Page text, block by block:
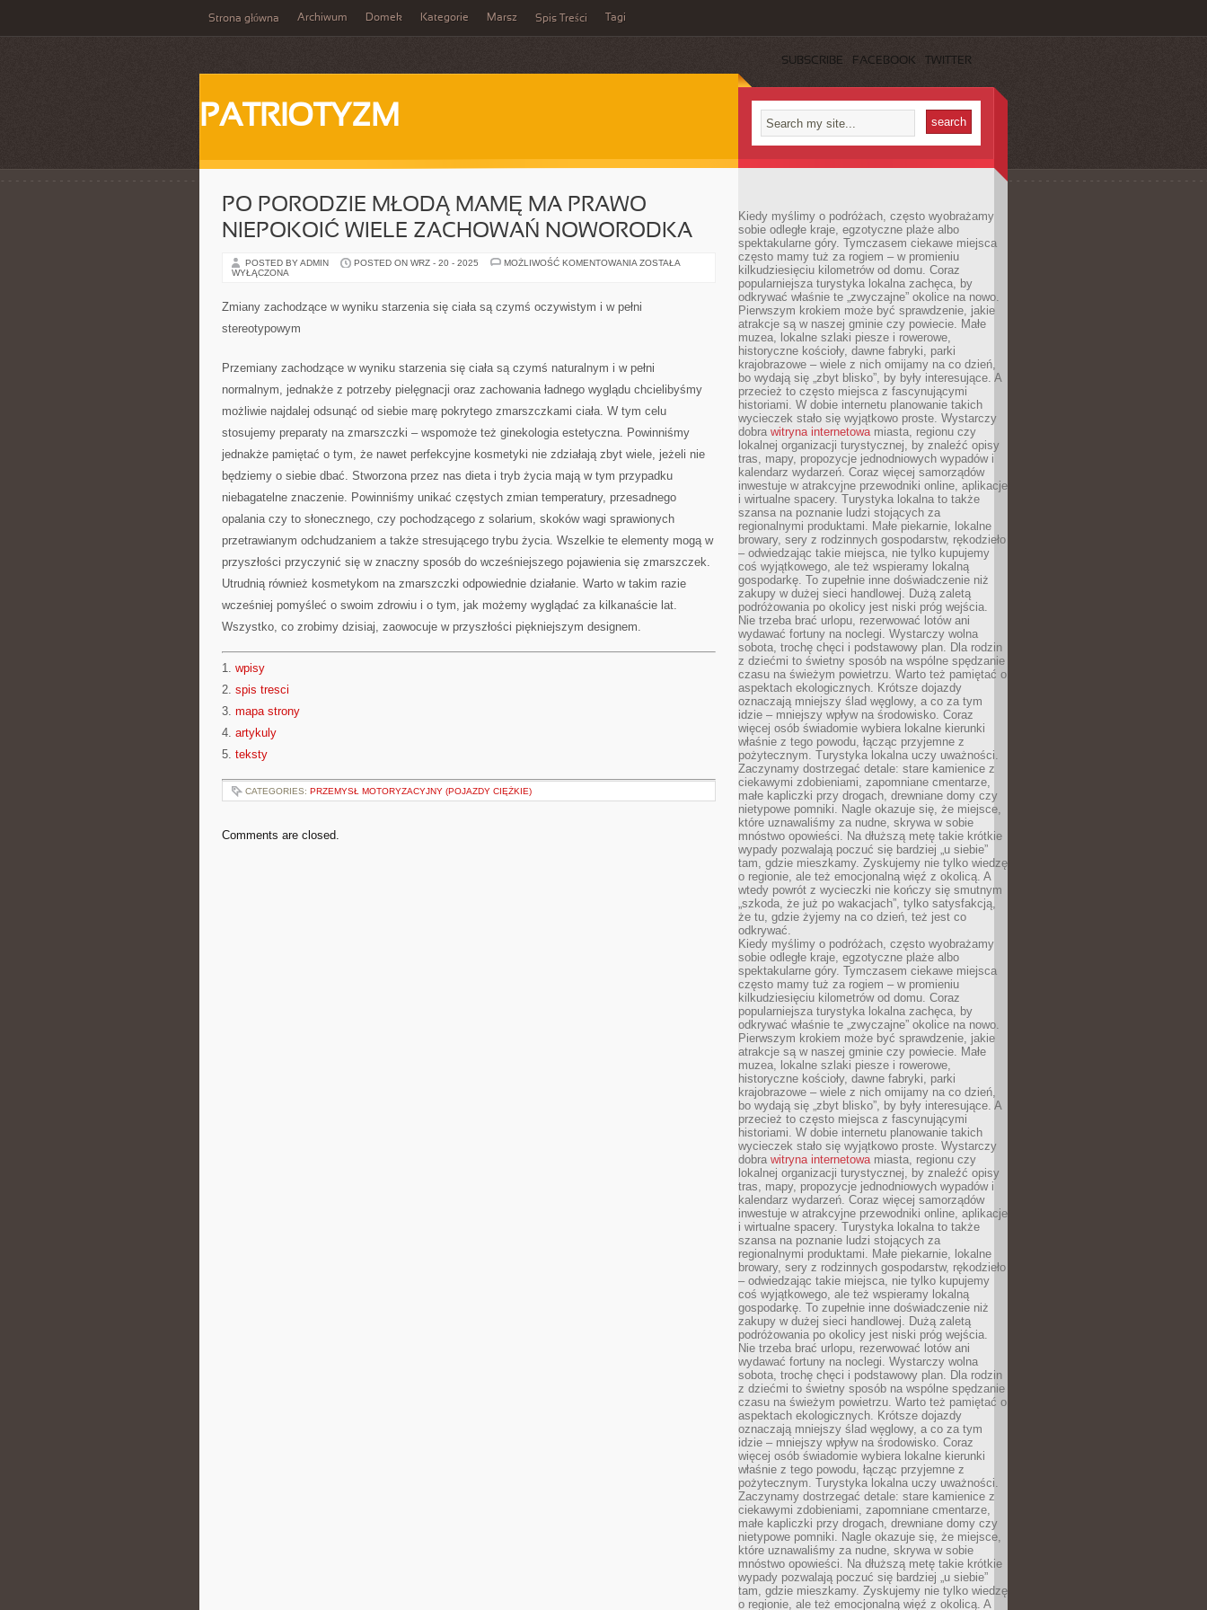
Strona główna Archiwum Domek Kategorie Marsz Spis Treści Tagi
SUBSCRIBE FACEBOOK TWITTER
PATRIOTYZM
PO PORODZIE MŁODĄ MAMĘ MA PRAWO
NIEPOKOIĆ WIELE ZACHOWAŃ NOWORODKA
POSTED BY ADMIN POSTED ON WRZ - 20 - 2025 MOŻLIWOŚĆ KOMENTOWANIA PO
MA
PRAWO
ZOSTAŁA
WYŁĄCZONA
Zmiany zachodzące w wyniku starzenia się ciała są czymś oczywistym i w pełni
stereotypowym
Przemiany zachodzące w wyniku starzenia się ciała są czymś naturalnym i w pełni
normalnym, jednakże z potrzeby pielęgnacji oraz zachowania ładnego wyglądu chcielibyśmy
możliwie najdalej odsunąć od siebie marę pokrytego zmarszczkami ciała. W tym celu
stosujemy preparaty na zmarszczki – wspomoże też ginekologia estetyczna. Powinniśmy
jednakże pamiętać o tym, że nawet perfekcyjne kosmetyki nie zdziałają zbyt wiele, jeżeli nie
będziemy o siebie dbać. Stworzona przez nas dieta i tryb życia mają w tym przypadku
niebagatelne znaczenie. Powinniśmy unikać częstych zmian temperatury, przesadnego
opalania czy to słonecznego, czy pochodzącego z solarium, skoków wagi sprawionych
przetrawianym odchudzaniem a także stresującego trybu życia. Wszelkie te elementy mogą w
przyszłości przyczynić się w znaczny sposób do wcześniejszego pojawienia się zmarszczek.
Utrudnią również kosmetykom na zmarszczki odpowiednie działanie. Warto w takim razie
wcześniej pomyśleć o swoim zdrowiu i o tym, jak możemy wyglądać za kilkanaście lat.
Wszystko, co zrobimy dzisiaj, zaowocuje w przyszłości piękniejszym designem.
1. wpisy
2. spis tresci
3. mapa strony
4. artykuly
5. teksty
CATEGORIES: PRZEMYSŁ MOTORYZACYJNY (POJAZDY CIĘŻKIE)
Comments are closed.
Kiedy myślimy o podróżach, często wyobrażamy
sobie odległe kraje, egzotyczne plaże albo
spektakularne góry. Tymczasem ciekawe miejsca
często mamy tuż za rogiem – w promieniu
kilkudziesięciu kilometrów od domu. Coraz
popularniejsza turystyka lokalna zachęca, by
odkrywać właśnie te „zwyczajne” okolice na nowo.
Pierwszym krokiem może być sprawdzenie, jakie
atrakcje są w naszej gminie czy powiecie. Małe
muzea, lokalne szlaki piesze i rowerowe,
historyczne kościoły, dawne fabryki, parki
krajobrazowe – wiele z nich omijamy na co dzień,
bo wydają się „zbyt blisko”, by były interesujące. A
przecież to często miejsca z fascynującymi
historiami. W dobie internetu planowanie takich
wycieczek stało się wyjątkowo proste. Wystarczy
dobra witryna internetowamiasta, regionu czy
lokalnej organizacji turystycznej, by znaleźć opisy
tras, mapy, propozycje jednodniowych wypadów i
kalendarz wydarzeń. Coraz więcej samorządów
inwestuje w atrakcyjne przewodniki online, aplikacje
i wirtualne spacery. Turystyka lokalna to także
szansa na poznanie ludzi stojących za
regionalnymi produktami. Małe piekarnie, lokalne
browary, sery z rodzinnych gospodarstw, rękodzieło
– odwiedzając takie miejsca, nie tylko kupujemy
coś wyjątkowego, ale też wspieramy lokalną
gospodarkę. To zupełnie inne doświadczenie niż
zakupy w dużej sieci handlowej. Dużą zaletą
podróżowania po okolicy jest niski próg wejścia.
Nie trzeba brać urlopu, rezerwować lotów ani
wydawać fortuny na noclegi. Wystarczy wolna
sobota, trochę chęci i podstawowy plan. Dla rodzin
z dziećmi to świetny sposób na wspólne spędzanie
czasu na świeżym powietrzu. Warto też pamiętać o
aspektach ekologicznych. Krótsze dojazdy
oznaczają mniejszy ślad węglowy, a co za tym
idzie – mniejszy wpływ na środowisko. Coraz
więcej osób świadomie wybiera lokalne kierunki
właśnie z tego powodu, łącząc przyjemne z
pożytecznym. Turystyka lokalna uczy uważności.
Zaczynamy dostrzegać detale: stare kamienice z
ciekawymi zdobieniami, zapomniane cmentarze,
małe kapliczki przy drogach, drewniane domy czy
nietypowe pomniki. Nagle okazuje się, że miejsce,
które uznawaliśmy za nudne, skrywa w sobie
mnóstwo opowieści. Na dłuższą metę takie krótkie
wypady pozwalają poczuć się bardziej „u siebie”
tam, gdzie mieszkamy. Zyskujemy nie tylko wiedzę
o regionie, ale też emocjonalną więź z okolicą. A
wtedy powrót z wycieczki nie kończy się smutnym
„szkoda, że już po wakacjach”, tylko satysfakcją,
że tu, gdzie żyjemy na co dzień, też jest co
odkrywać.
Kiedy myślimy o podróżach, często wyobrażamy
sobie odległe kraje, egzotyczne plaże albo
spektakularne góry. Tymczasem ciekawe miejsca
często mamy tuż za rogiem – w promieniu
kilkudziesięciu kilometrów od domu. Coraz
popularniejsza turystyka lokalna zachęca, by
odkrywać właśnie te „zwyczajne” okolice na nowo.
Pierwszym krokiem może być sprawdzenie, jakie
atrakcje są w naszej gminie czy powiecie. Małe
muzea, lokalne szlaki piesze i rowerowe,
historyczne kościoły, dawne fabryki, parki
krajobrazowe – wiele z nich omijamy na co dzień,
bo wydają się „zbyt blisko”, by były interesujące. A
przecież to często miejsca z fascynującymi
historiami. W dobie internetu planowanie takich
wycieczek stało się wyjątkowo proste. Wystarczy
dobra witryna internetowamiasta, regionu czy
lokalnej organizacji turystycznej, by znaleźć opisy
tras, mapy, propozycje jednodniowych wypadów i
kalendarz wydarzeń. Coraz więcej samorządów
inwestuje w atrakcyjne przewodniki online, aplikacje
i wirtualne spacery. Turystyka lokalna to także
szansa na poznanie ludzi stojących za
regionalnymi produktami. Małe piekarnie, lokalne
browary, sery z rodzinnych gospodarstw, rękodzieło
– odwiedzając takie miejsca, nie tylko kupujemy
coś wyjątkowego, ale też wspieramy lokalną
gospodarkę. To zupełnie inne doświadczenie niż
zakupy w dużej sieci handlowej. Dużą zaletą
podróżowania po okolicy jest niski próg wejścia.
Nie trzeba brać urlopu, rezerwować lotów ani
wydawać fortuny na noclegi. Wystarczy wolna
sobota, trochę chęci i podstawowy plan. Dla rodzin
z dziećmi to świetny sposób na wspólne spędzanie
czasu na świeżym powietrzu. Warto też pamiętać o
aspektach ekologicznych. Krótsze dojazdy
oznaczają mniejszy ślad węglowy, a co za tym
idzie – mniejszy wpływ na środowisko. Coraz
więcej osób świadomie wybiera lokalne kierunki
właśnie z tego powodu, łącząc przyjemne z
pożytecznym. Turystyka lokalna uczy uważności.
Zaczynamy dostrzegać detale: stare kamienice z
ciekawymi zdobieniami, zapomniane cmentarze,
małe kapliczki przy drogach, drewniane domy czy
nietypowe pomniki. Nagle okazuje się, że miejsce,
które uznawaliśmy za nudne, skrywa w sobie
mnóstwo opowieści. Na dłuższą metę takie krótkie
wypady pozwalają poczuć się bardziej „u siebie”
tam, gdzie mieszkamy. Zyskujemy nie tylko wiedzę
o regionie, ale też emocjonalną więź z okolicą. A